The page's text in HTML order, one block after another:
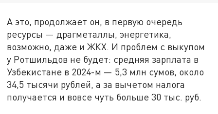
А это, продолжает он, в первую очередь
ресурсы — драгметаллы, энергетика,
возможно, даже и ЖКХ. И проблем с выкупом
у Ротшильдов не будет: средняя зарплата в
Узбекистане в 2024-м — 5,3 млн сумов, около
34,5 тысячи рублей, а за вычетом налога
получается и вовсе чуть больше 30 тыс. руб.